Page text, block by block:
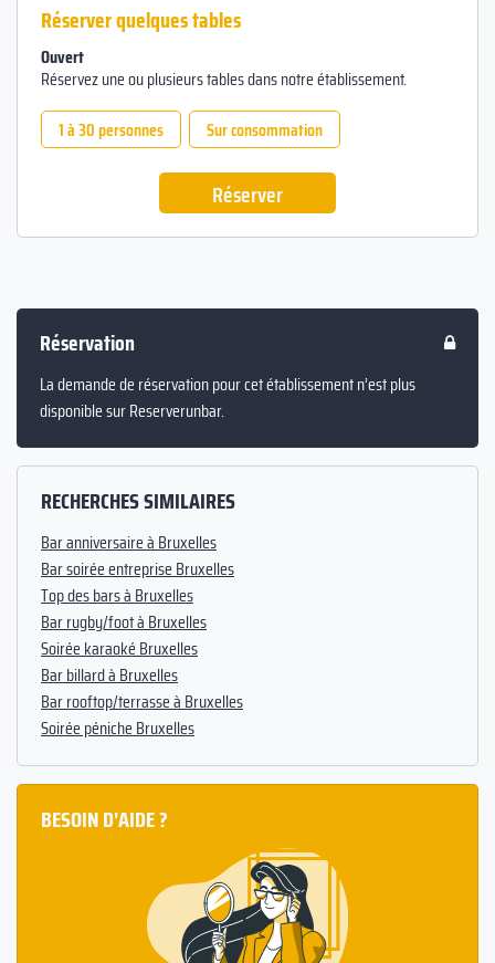
Réserver quelques tables
Ouvert
Réservez une ou plusieurs tables dans notre établissement.
1 à 30 personnes
Sur consommation
Réserver
Réservation
La demande de réservation pour cet établissement n’est plus
disponible sur Reserverunbar.
RECHERCHES SIMILAIRES
Bar anniversaire à Bruxelles
Bar soirée entreprise Bruxelles
Top des bars à Bruxelles
Bar rugby/foot à Bruxelles
Soirée karaoké Bruxelles
Bar billard à Bruxelles
Bar rooftop/terrasse à Bruxelles
Soirée péniche Bruxelles
BESOIN D'AIDE ?